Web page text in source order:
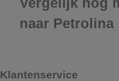
Vergelijk nog
naar Petrolina
Klantenservice